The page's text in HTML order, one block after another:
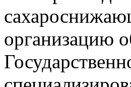
организацию